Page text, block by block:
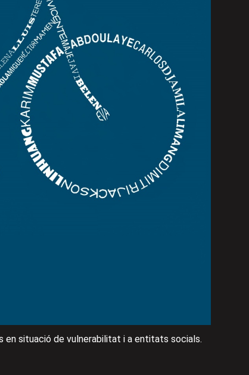
en situació de vulnerabilitat i a entitats socials.